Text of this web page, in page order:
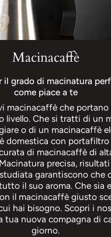
Macinacaffè
il grado di macinatura
come piace a te
macinacaffè che portano
livello. Che si tratti di un
o di un macinacaffè
domestica con
di macinacaffè di
precisa,
garantiscono che
il suo aroma. Che sia
il macinacaffè giusto
hai bisogno. Scopri i
tua nuova compagna di
giorno.